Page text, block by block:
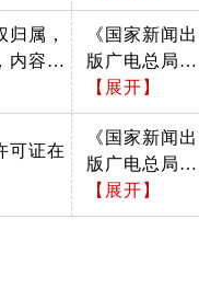
网上境外影视
剧管理有关规
定的通知》
（新广电发
〔2014〕204
号）
归属，
内容包
归属单
《国家新闻出
版广电总局关
于进一步落实
网上境外影视
剧管理有关规
定的通知》
（新广电发
〔2014〕204
【展开】
可证在
《国家新闻出
版广电总局关
于进一步落实
网上境外影视
【展开】